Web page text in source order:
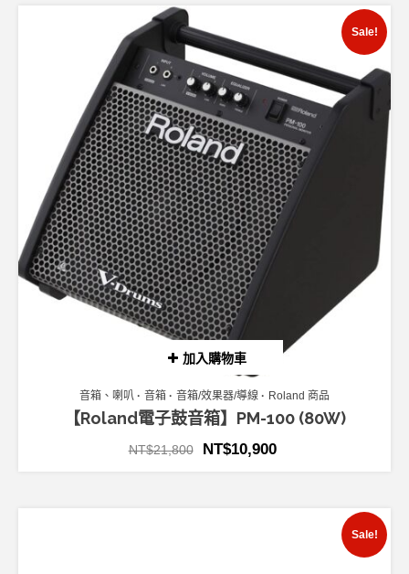
加入購物車
Sale!
音箱、喇叭 音箱 音箱/效果器/導線 Roland 商品
【Roland電子鼓音箱】PM-100 (80W)
NT$21,800 NT$10,900
Sale!